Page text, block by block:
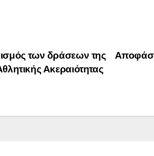
των δράσεων της
Ακεραιότητας